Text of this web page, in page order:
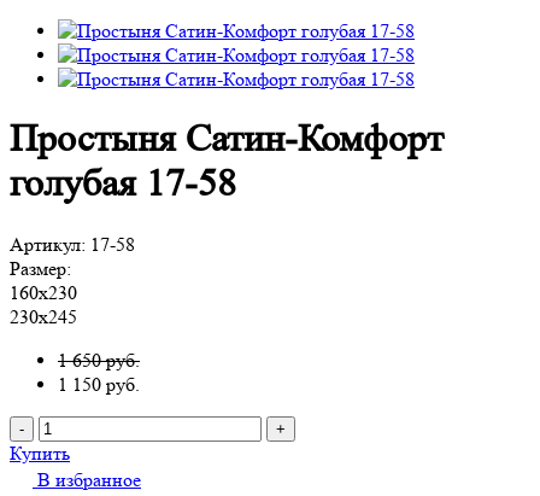
Простыня Сатин-Комфорт
голубая 17-58
Артикул: 17-58
Размер:
160х230
230х245
1 650 руб.
1 150 руб.
- +
Купить
В избранное